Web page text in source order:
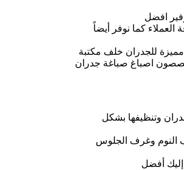
افضل
العملاء كما نوفر أيضاً
للجدران خلف مكتبة
اصباغ صباغة جدران
وتنظيفها بشكل
النوم وغرف الجلوس
أفضل